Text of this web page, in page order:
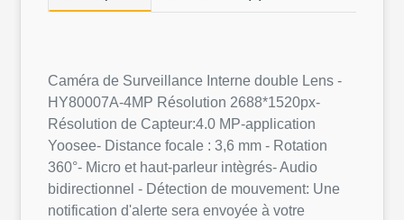
Caméra de Surveillance Interne double Lens -
HY80007A-4MP Résolution 2688*1520px-
Résolution de Capteur:4.0 MP-application
Yoosee- Distance focale : 3,6 mm - Rotation
360°- Micro et haut-parleur intègrés- Audio
bidirectionnel - Détection de mouvement: Une
notification d'alerte sera envoyée à votre